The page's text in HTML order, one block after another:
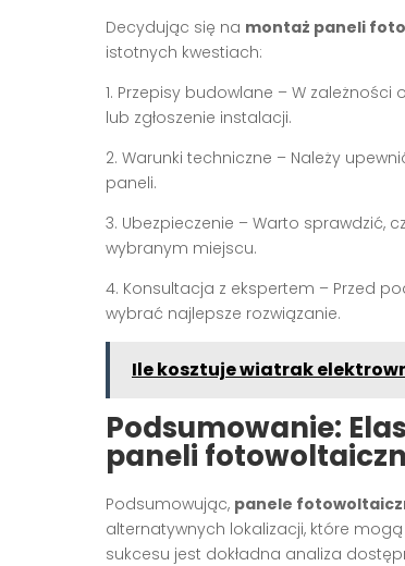
Decydując się na montaż paneli
istotnych kwestiach:
1. Przepisy budowlane – W
lub zgłoszenie instalacji.
2. Warunki techniczne – Należy
paneli.
3. Ubezpieczenie – Warto sprawdzić,
wybranym miejscu.
4. Konsultacja z ekspertem – Przed
wybrać najlepsze rozwiązanie.
Ile kosztuje wiatrak
Podsumowanie:
paneli
Podsumowując, panele
alternatywnych lokalizacji, które
sukcesu jest dokładna analiza